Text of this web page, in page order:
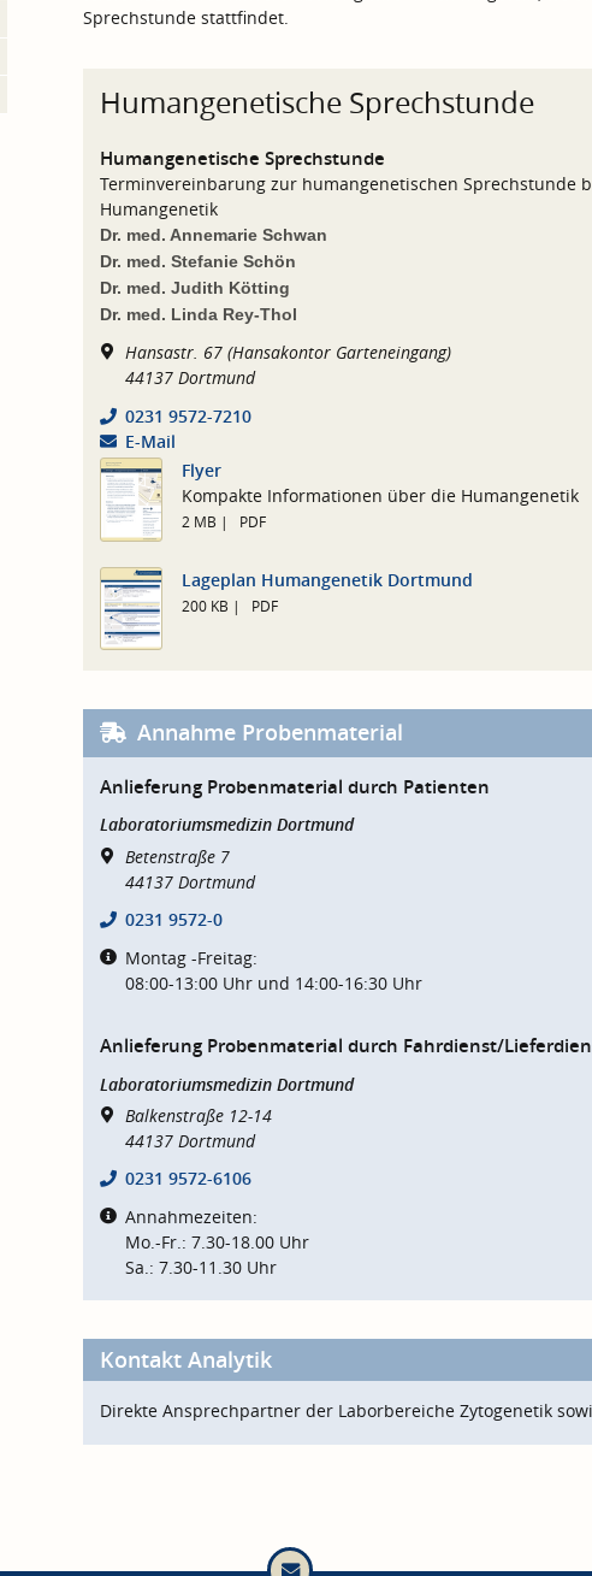
Sprechstunde stattfindet.
Humangenetische Sprechstunde
Humangenetische Sprechstunde
Terminvereinbarung zur humangenetischen Sprechstunde
Humangenetik
Dr. med. Annemarie Schwan
Dr. med. Stefanie Schön
Dr. med. Judith Kötting
Dr. med. Linda Rey-Thol
Hansastr. 67 (Hansakontor Garteneingang)
44137 Dortmund
0231 9572-7210
E-Mail
Flyer
Kompakte Informationen über die Humangenetik
2 MB PDF
Lageplan Humangenetik Dortmund
200 KB PDF
Annahme Probenmaterial
Anlieferung Probenmaterial durch Patienten
Laboratoriumsmedizin Dortmund
Betenstraße 7
44137 Dortmund
0231 9572-0
Montag -Freitag:
08:00-13:00 Uhr und 14:00-16:30 Uhr
Anlieferung Probenmaterial durch Fahrdienst/
Laboratoriumsmedizin Dortmund
Balkenstraße 12-14
44137 Dortmund
0231 9572-6106
Annahmezeiten:
Mo.-Fr.: 7.30-18.00 Uhr
Sa.: 7.30-11.30 Uhr
Kontakt Analytik
Direkte Ansprechpartner der Laborbereiche Zytogenetik